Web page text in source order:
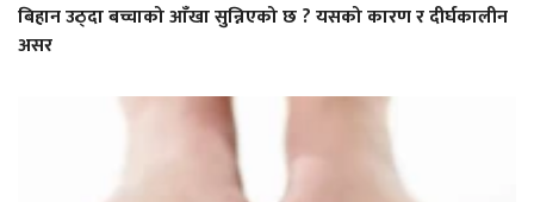
बिहान उठ्दा बच्चाको आँखा सुन्निएको छ ? यसको कारण र दीर्घकालीन
असर